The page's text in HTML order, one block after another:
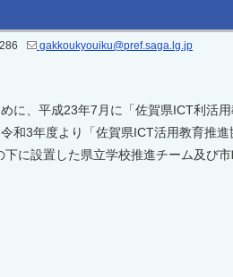
gakkoukyouiku@pref.saga.lg.jp
、平成23年7月に「佐賀県ICT利活
3年度より「佐賀県ICT活用教育推進
に設置した県立学校推進チーム及び